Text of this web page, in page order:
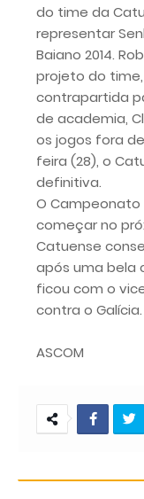
do time da
representar
Baiano 2014.
projeto do
contrapartida
de academia,
os jogos fora
feira (28), o
definitiva.
O Campeonato
começar no
Catuense
após uma bela
ficou com o
contra o Galícia.
ASCOM